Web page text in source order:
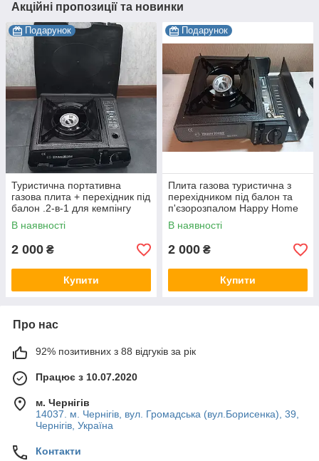
Акційні пропозиції та новинки
Подарунок
Туристична портативна
газова плита + перехідник під
балон .2-в-1 для кемпінгу
В наявності
2 000 ₴
Купити
Подарунок
Плита газова туристична з
перехідником під балон та
п'єзорозпалом Happy Home
BDZ-155A
В наявності
2 000 ₴
Купити
Про нас
92% позитивних з 88 відгуків за рік
Працює з 10.07.2020
м. Чернігів
14037. м. Чернігів, вул. Громадська (вул.Борисенка), 39,
Чернігів, Україна
Контакти